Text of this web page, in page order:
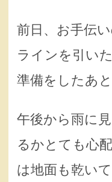
前日、お手伝
ラインを引い
準備をしたあと
午後から雨に
るかとても心
は地面も乾い